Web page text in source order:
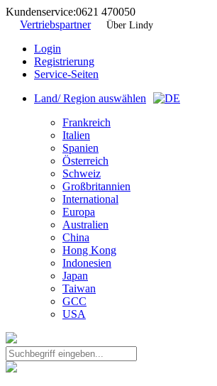
Kundenservice:0621 470050
Vertriebspartner
Über Lindy
Login
Registrierung
Service-Seiten
Land/ Region auswählen
Frankreich
Italien
Spanien
Österreich
Schweiz
Großbritannien
International
Europa
Australien
China
Hong Kong
Indonesien
Japan
Taiwan
GCC
USA